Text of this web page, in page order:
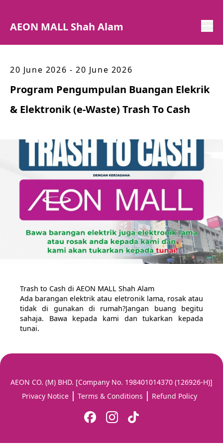
AEON MALL Shah Alam
20 June 2026 - 20 June 2026
Program Pengumpulan Buangan Elekrik
& Elektronik (e-Waste) Trash To Cash
Trash to Cash di AEON MALL Shah Alam
Ada barangan elektrik atau eletronik lama, rosak atau
tidak di gunakan di rumah?Jangan buang begitu
sahaja. Bawa kepada kami dan tukarkan kepada
tunai.
AEON CO. (M) BHD. [Company No. 198401014370 (126926-H)]
Privacy Notice
Terms & Conditions Refund Policy